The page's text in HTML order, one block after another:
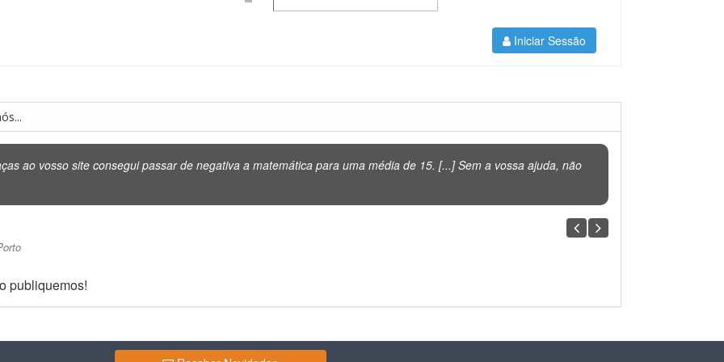
Iniciar Sessão
ao vosso site consegui passar de negativa a matemática para uma média de 15. [...] Sem a vossa ajuda, não
publiquemos!